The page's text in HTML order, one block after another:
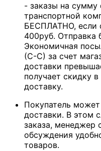
- заказы на
транспортной
БЕСПЛАТНО, если
400руб. Отправка
Экономичная
(С-С) за счет
доставки
получает скидку
доставку.
Покупатель
доставки. В этом
заказа, менеджер
обсуждения
товаров.